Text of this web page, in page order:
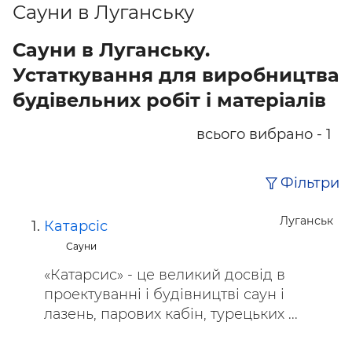
Сауни в Луганську
Сауни в Луганську.
Устаткування для виробництва
будівельних робіт і матеріалів
всього вибрано - 1
Фільтри
Луганськ
Катарсіс
Сауни
«Катарсис» - це великий досвід в
проектуванні і будівництві саун і
лазень, парових кабін, турецьких ...